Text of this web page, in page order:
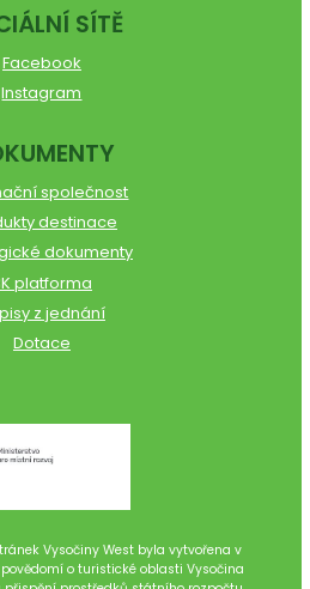
SÍTĚ
Facebook
Instagram
společnost
destinace
dokumenty
platforma
z jednání
Dotace
Vysočiny West byla vytvořena v
o turistické oblasti Vysočina